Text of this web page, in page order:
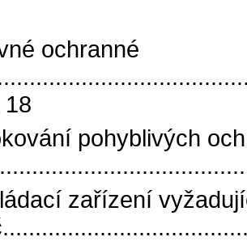
ochranné
18
pohyblivých
zařízení